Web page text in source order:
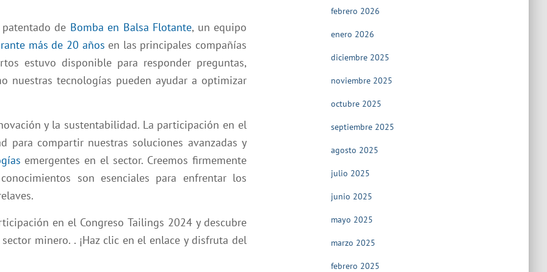
de Bomba en Balsa Flotante, un equipo
más de 20 años en las principales compañías
estuvo disponible para responder preguntas,
nuestras tecnologías pueden ayudar a optimizar
y la sustentabilidad. La participación en el
para compartir nuestras soluciones avanzadas y
emergentes en el sector. Creemos firmemente
son esenciales para enfrentar los
en el Congreso Tailings 2024 y descubre
minero. . ¡Haz clic en el enlace y disfruta del
febrero 2026
enero 2026
diciembre 2025
noviembre 2025
octubre 2025
septiembre 2025
agosto 2025
julio 2025
junio 2025
mayo 2025
marzo 2025
febrero 2025